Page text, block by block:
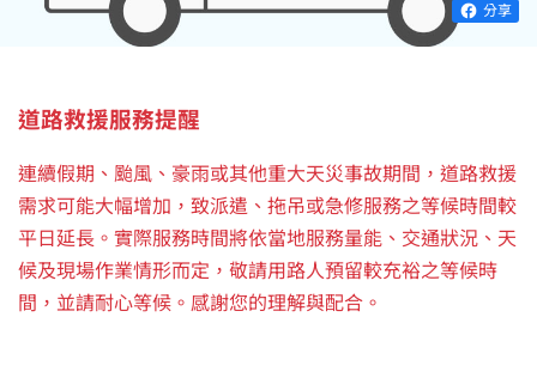
分享
道路救援服務提醒
連續假期、颱風、豪雨或其他重大天災事故期間，道路救援
需求可能大幅增加，致派遣、拖吊或急修服務之等候時間較
平日延長。實際服務時間將依當地服務量能、交通狀況、天
候及現場作業情形而定，敬請用路人預留較充裕之等候時
間，並請耐心等候。感謝您的理解與配合。